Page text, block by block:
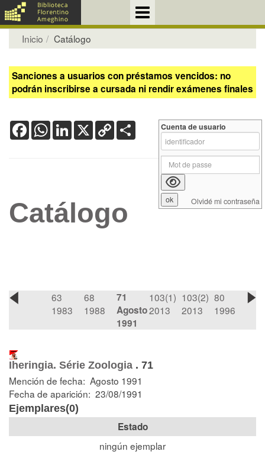
Inicio Catálogo
Sanciones a usuarios con préstamos vencidos: no
podrán inscribirse a cursada ni rendir exámenes finales
FacebookWhatsApp
LinkedIn
X Copy
Link
Catálogo
63
1983
68
1988
71
Agosto
1991
103(1)
2013
103(2)
2013
80
1996
Iheringia. Série Zoologia . 71
Mención de fecha: Agosto 1991
Fecha de aparición: 23/08/1991
Ejemplares(0)
Estado
ningún ejemplar
Cuenta de usuario
Olvidé mi contraseña